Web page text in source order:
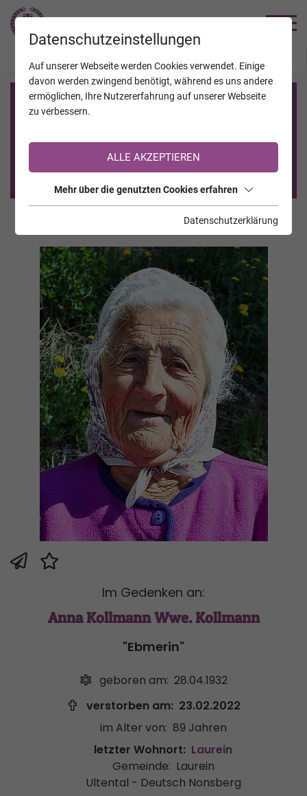
Registrierung auf TrauerHilfe.it
Sie sind noch nicht auf TrauerHilfe.it registriert?
>> zur kostenlosen Registrierung <<
Im Gedenken an:
Anna Kollmann Wwe. Kollmann
"Ebmerin"
geboren am: 28.04.1932
verstorben am: 23.02.2022
im Alter von: 89 Jahren
letzter Wohnort: Laurein
Gemeinde: Laurein
Ultental - Deutsch Nonsberg
Datenschutzeinstellungen
Auf unserer Webseite werden Cookies verwendet. Einige
davon werden zwingend benötigt, während es uns andere
ermöglichen, Ihre Nutzererfahrung auf unserer Webseite
zu verbessern.
ALLE AKZEPTIEREN
Mehr über die genutzten Cookies erfahren
Datenschutzerklärung
JAHRESTAGE KALENDER VERSTORBENE